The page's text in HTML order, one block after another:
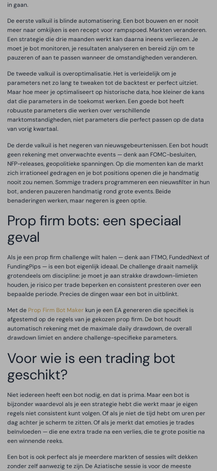
in gaan.
De eerste valkuil is blinde automatisering. Een bot bouwen en er nooit
meer naar omkijken is een recept voor rampspoed. Markten veranderen.
Een strategie die drie maanden werkt kan daarna ineens verliezen. Je
moet je bot monitoren, je resultaten analyseren en bereid zijn om te
pauzeren of aan te passen wanneer de omstandigheden veranderen.
De tweede valkuil is overoptimalisatie. Het is verleidelijk om je
parameters net zo lang te tweaken tot de backtest er perfect uitziet.
Maar hoe meer je optimaliseert op historische data, hoe kleiner de kans
dat die parameters in de toekomst werken. Een goede bot heeft
robuuste parameters die werken over verschillende
marktomstandigheden, niet parameters die perfect passen op de data
van vorig kwartaal.
De derde valkuil is het negeren van nieuwsgebeurtenissen. Een bot houdt
geen rekening met onverwachte events — denk aan FOMC-besluiten,
NFP-releases, geopolitieke spanningen. Op die momenten kan de markt
zich irrationeel gedragen en je bot positions openen die je handmatig
nooit zou nemen. Sommige traders programmeren een nieuwsfilter in hun
bot, anderen pauzeren handmatig rond grote events. Beide
benaderingen werken, maar negeren is geen optie.
Prop firm bots: een speciaal
geval
Als je een prop firm challenge wilt halen — denk aan FTMO, FundedNext of
FundingPips — is een bot eigenlijk ideaal. De challenge draait namelijk
grotendeels om discipline: je moet je aan strakke drawdown-limieten
houden, je risico per trade beperken en consistent presteren over een
bepaalde periode. Precies de dingen waar een bot in uitblinkt.
Met de Prop Firm Bot Maker kun je een EA genereren die specifiek is
afgestemd op de regels van je gekozen prop firm. De bot houdt
automatisch rekening met de maximale daily drawdown, de overall
drawdown limiet en andere challenge-specifieke parameters.
Voor wie is een trading bot
geschikt?
Niet iedereen heeft een bot nodig, en dat is prima. Maar een bot is
bijzonder waardevol als je een strategie hebt die werkt maar je eigen
regels niet consistent kunt volgen. Of als je niet de tijd hebt om uren per
dag achter je scherm te zitten. Of als je merkt dat emoties je trades
beïnvloeden — die ene extra trade na een verlies, die te grote positie na
een winnende reeks.
Een bot is ook perfect als je meerdere markten of sessies wilt dekken
zonder zelf aanwezig te zijn. De Aziatische sessie is voor de meeste